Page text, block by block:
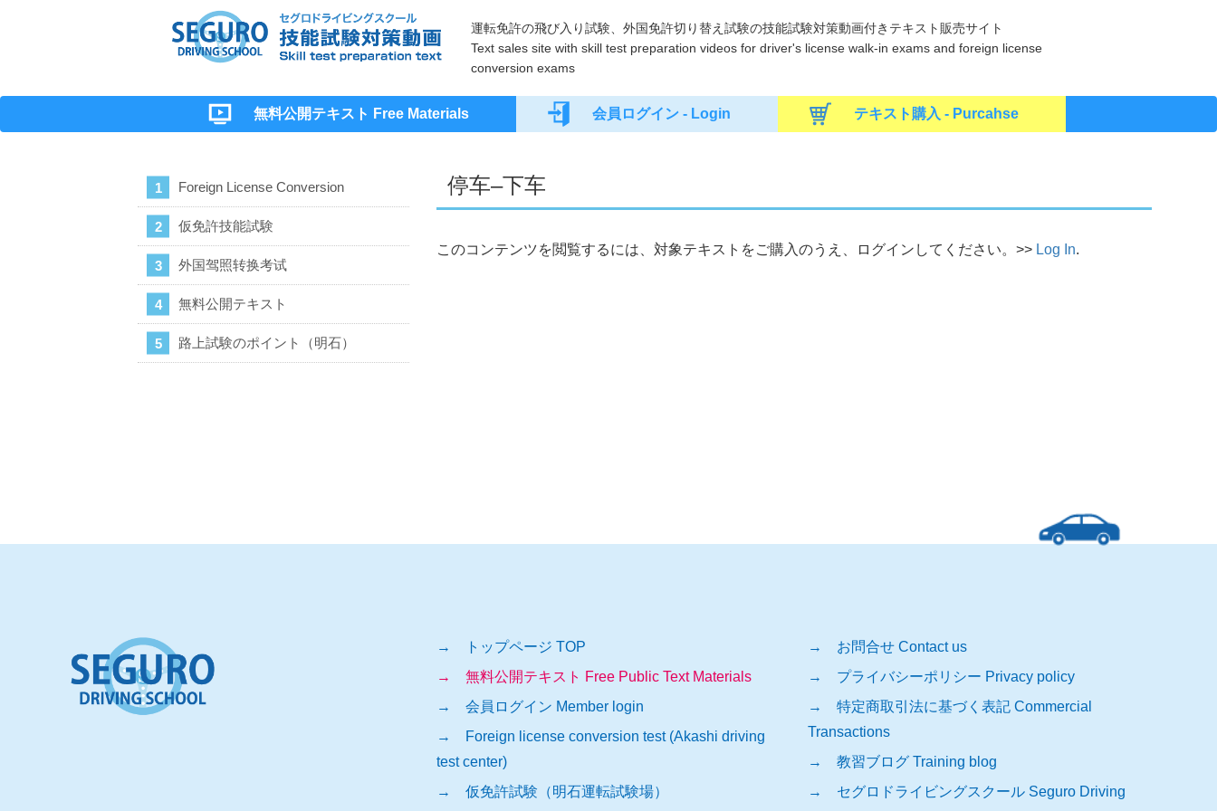
運転免許の飛び入り試験、外国免許切り替え試験の技能試験対策動画付きテキスト販売サイト
Text sales site with skill test preparation videos for driver's license walk-in exams and foreign license
conversion exams
無料公開テキスト Free Materials 会員ログイン - Login テキスト購入 - Purcahse
Foreign License Conversion
仮免許技能試験
外国驾照转换考试
無料公開テキスト
路上試験のポイント（明石）
停车–下车
このコンテンツを閲覧するには、対象テキストをご購入のうえ、ログインしてください。>> Log In.
→ トップページ TOP
→ 無料公開テキスト Free Public Text Materials
→ 会員ログイン Member login
→ Foreign license conversion test (Akashi driving
test center)
→ 仮免許試験（明石運転試験場）
→ お問合せ Contact us
→ プライバシーポリシー Privacy policy
→ 特定商取引法に基づく表記 Commercial
Transactions
→ 教習ブログ Training blog
→ セグロドライビングスクール Seguro Driving